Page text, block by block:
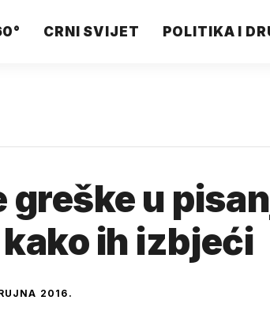
CRNI SVIJET POLITIKA I
greške u
ih izbjeći
2016.